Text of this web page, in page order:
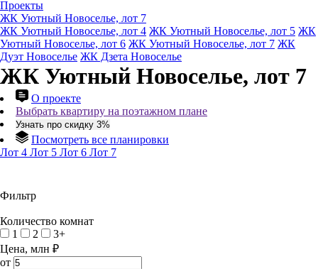
Проекты
ЖК Уютный Новоселье, лот 7
ЖК Уютный Новоселье, лот 4 ЖК Уютный Новоселье, лот 5 ЖК
Уютный Новоселье, лот 6 ЖК Уютный Новоселье, лот 7 ЖК
Дуэт Новоселье ЖК Дзета Новоселье
ЖК Уютный Новоселье, лот 7
О проекте
Выбрать квартиру на поэтажном плане
Узнать про скидку 3%
Посмотреть все планировки
Лот 4 Лот 5 Лот 6 Лот 7
Фильтр
Количество комнат
1
2
3+
Цена, млн ₽
от